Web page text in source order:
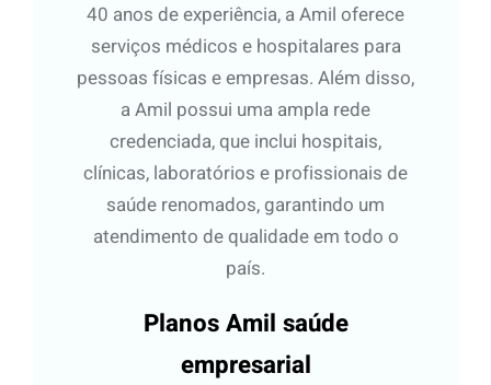
40 anos de experiência, a Amil oferece
serviços médicos e hospitalares para
pessoas físicas e empresas. Além disso,
a Amil possui uma ampla rede
credenciada, que inclui hospitais,
clínicas, laboratórios e profissionais de
saúde renomados, garantindo um
atendimento de qualidade em todo o
país.
Planos Amil saúde
empresarial